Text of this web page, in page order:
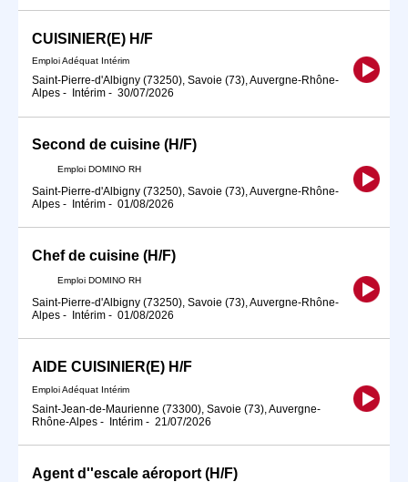
CUISINIER(E) H/F
Emploi Adéquat Intérim
Saint-Pierre-d'Albigny (73250), Savoie (73), Auvergne-Rhône-
Alpes - Intérim - 30/07/2026
Second de cuisine (H/F)
Emploi DOMINO RH
Saint-Pierre-d'Albigny (73250), Savoie (73), Auvergne-Rhône-
Alpes - Intérim - 01/08/2026
Chef de cuisine (H/F)
Emploi DOMINO RH
Saint-Pierre-d'Albigny (73250), Savoie (73), Auvergne-Rhône-
Alpes - Intérim - 01/08/2026
AIDE CUISINIER(E) H/F
Emploi Adéquat Intérim
Saint-Jean-de-Maurienne (73300), Savoie (73), Auvergne-
Rhône-Alpes - Intérim - 21/07/2026
Agent d''escale aéroport (H/F)